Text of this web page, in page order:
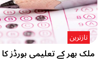
ملک بھر کے تعلیمی بورڈز
تازترین